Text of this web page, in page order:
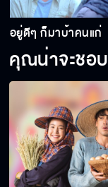
อยู่ดีๆ ก็มาบ้าคนแก่
คุณน่าจะชอบ